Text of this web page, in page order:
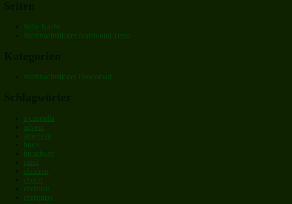
Stille Nacht
Weihnachtslieder Noten und Texte
Weihnachtslieder Download
a cappella
advent
american
blues
broadway
carol
children
choral
christian
christmas